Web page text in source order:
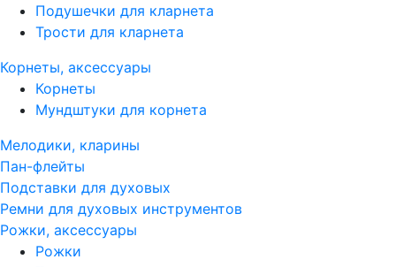
Подушечки для кларнета
Трости для кларнета
Корнеты, аксессуары
Корнеты
Мундштуки для корнета
Мелодики, кларины
Пан-флейты
Подставки для духовых
Ремни для духовых инструментов
Рожки, аксессуары
Рожки